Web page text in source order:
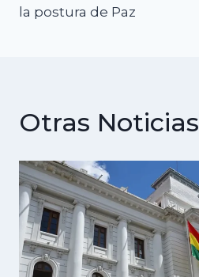
la postura de Paz
Otras Noticias